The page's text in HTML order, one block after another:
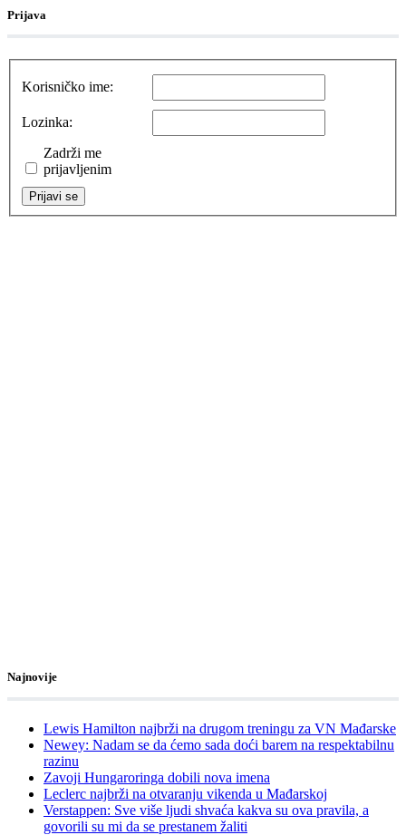
Prijava
Korisničko ime:
Lozinka:
Zadrži me
prijavljenim
Prijavi se
Najnovije
Lewis Hamilton najbrži na drugom treningu za VN Mađarske
Newey: Nadam se da ćemo sada doći barem na respektabilnu
razinu
Zavoji Hungaroringa dobili nova imena
Leclerc najbrži na otvaranju vikenda u Mađarskoj
Verstappen: Sve više ljudi shvaća kakva su ova pravila, a
govorili su mi da se prestanem žaliti